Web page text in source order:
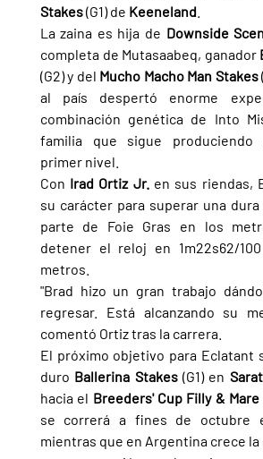
Stakes (G1) de Keeneland.
La zaina es hija de Downside
completa de Mutasaabeq, ganador
(G2) y del Mucho Macho Man Stakes
al país despertó enorme
combinación genética de Into
familia que sigue produciendo
primer nivel.
Con Irad Ortiz Jr. en sus riendas,
su carácter para superar una
parte de Foie Gras en los
detener el reloj en 1m22s62/
metros.
"Brad hizo un gran trabajo
regresar. Está alcanzando su
comentó Ortiz tras la carrera.
El próximo objetivo para Eclatant
duro Ballerina Stakes (G1) en
hacia el Breeders' Cup Filly &
se correrá a fines de octubre
mientras que en Argentina crece